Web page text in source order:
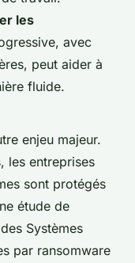
les
avec
peut aider à
fluide.
enjeu majeur.
les entreprises
sont protégés
étude de
Systèmes
par ransomware